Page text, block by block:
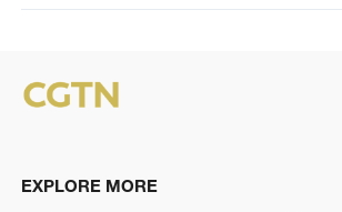
EXPLORE MORE